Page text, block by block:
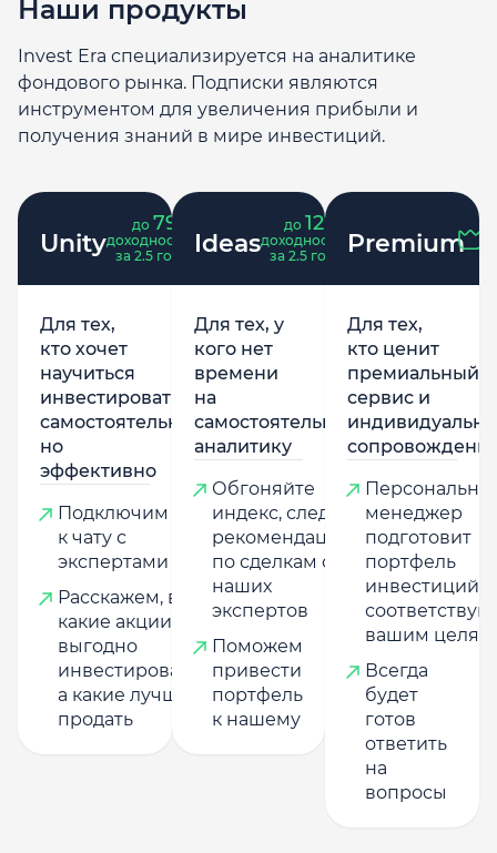
Наши продукты
Invest Era специализируется на аналитике
фондового рынка. Подписки являются
инструментом для увеличения прибыли и
получения знаний в мире инвестиций.
Unity
до 79
доходность
за 2.5 года
Для тех,
кто хочет
научиться
инвестировать
самостоятельно,
но
эффективно
Подключим
к чату с
экспертами
Расскажем, в
какие акции
выгодно
инвестировать,
а какие лучше
продать
Ideas
до 121
доходность
за 2.5 года
Для тех, у
кого нет
времени
на
самостоятельную
аналитику
Обгоняйте
индекс, следуя
рекомендациям
по сделкам от
наших
экспертов
Поможем
привести
портфель
к нашему
Premium
Для тех,
кто ценит
премиальный
сервис и
менеджер
подготовит
портфель
инвестиций,
вашим целям
Всегда
будет
готов
ответить
на
вопросы